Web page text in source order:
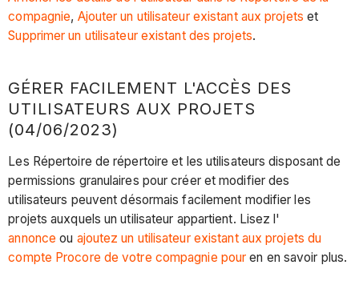
compagnie, Ajouter un utilisateur existant aux projets et
Supprimer un utilisateur existant des projets.
GÉRER FACILEMENT L'ACCÈS DES
UTILISATEURS AUX PROJETS
(04/06/2023)
Les Répertoire de répertoire et les utilisateurs disposant de
permissions granulaires pour créer et modifier des
utilisateurs peuvent désormais facilement modifier les
projets auxquels un utilisateur appartient. Lisez l'
annonce ou ajoutez un utilisateur existant aux projets du
compte Procore de votre compagnie pour en en savoir plus.